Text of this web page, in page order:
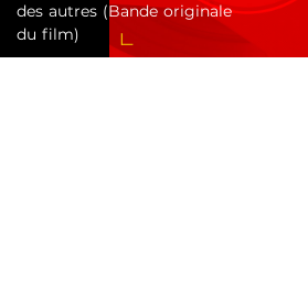
des autres (Bande originale
du film)